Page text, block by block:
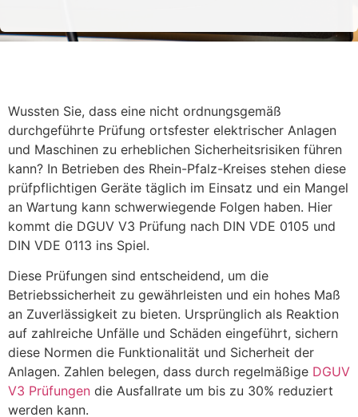
Wussten Sie, dass eine nicht ordnungsgemäß
durchgeführte Prüfung ortsfester elektrischer Anlagen
und Maschinen zu erheblichen Sicherheitsrisiken führen
kann? In Betrieben des Rhein-Pfalz-Kreises stehen diese
prüfpflichtigen Geräte täglich im Einsatz und ein Mangel
an Wartung kann schwerwiegende Folgen haben. Hier
kommt die DGUV V3 Prüfung nach DIN VDE 0105 und
DIN VDE 0113 ins Spiel.
Diese Prüfungen sind entscheidend, um die
Betriebssicherheit zu gewährleisten und ein hohes Maß
an Zuverlässigkeit zu bieten. Ursprünglich als Reaktion
auf zahlreiche Unfälle und Schäden eingeführt, sichern
diese Normen die Funktionalität und Sicherheit der
Anlagen. Zahlen belegen, dass durch regelmäßige DGUV
V3 Prüfungen die Ausfallrate um bis zu 30% reduziert
werden kann.